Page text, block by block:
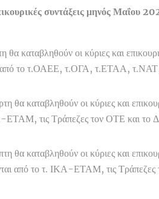
συντάξεις μηνός Μαΐου
καταβληθούν οι κύριες και
από το τ.ΟΑΕΕ, τ.ΟΓΑ, τ.ΕΤΑΑ,
καταβληθούν οι κύριες και
ΕΤΑΜ, τις Τράπεζες τον ΟΤΕ και
καταβληθούν οι κύριες και
από το τ. ΙΚΑ-ΕΤΑΜ, τις